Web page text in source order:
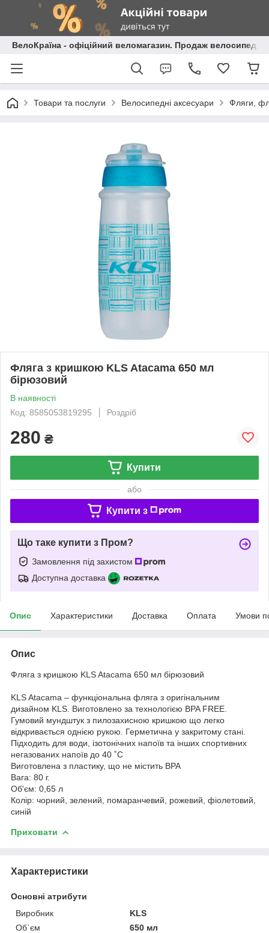
ВелоКраїна - офіційний веломагазин. Продаж велосипедів
Товари та послуги Велосипедні аксесуари Фляги,
Фляга з кришкою KLS Atacama 650 мл
бірюзовий
В наявності
Код: 8585053819295
Роздріб
280 ₴
Купити
або
Купити з
Що таке купити з Пром?
Замовлення під захистом
Доступна доставка
Опис Характеристики Доставка Оплата Умови
Опис
Фляга з кришкою KLS Atacama 650 мл бірюзовий
KLS Atacama – функціональна фляга з оригінальним
дизайном KLS. Виготовлено за технологією BPA FREE.
Гумовий мундштук з пилозахисною кришкою що легко
відкривається однією рукою. Герметична у закритому стані.
Підходить для води, ізотонічних напоїв та інших спортивних
негазованих напоїв до 40 ˚C
Виготовлена з пластику, що не містить BPA
Вага: 80 г.
Об'єм: 0,65 л
Колір: чорний, зелений, помаранчевий, рожевий, фіолетовий,
синій
Приховати
Характеристики
Основні атрибути
Виробник
KLS
Об`єм
650 мл